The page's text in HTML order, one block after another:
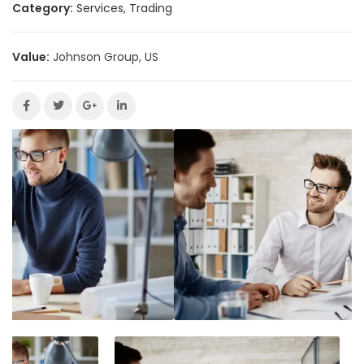
Category: Services, Trading
Value: Johnson Group, US
QuakeAI
Find products, compare options, and explore
engineering applications.